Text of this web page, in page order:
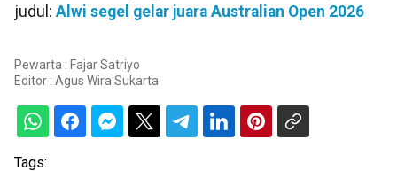
judul: Alwi segel gelar juara Australian Open 2026
Pewarta : Fajar Satriyo
Editor : Agus Wira Sukarta
Tags: